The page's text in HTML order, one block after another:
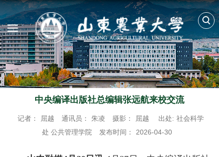
中央编译出版社总编辑张远航来校交流
记者： 屈越 通讯员： 朱凌 摄影： 屈越 出处: 社会科学
处 公共管理学院
发布时间： 2026-04-30